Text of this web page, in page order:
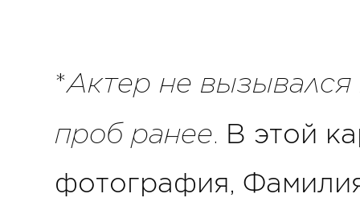
*Актер не вызывался
проб ранее. В этой
фотография,